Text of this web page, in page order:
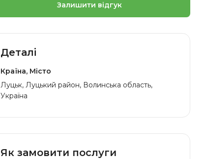
Залишити відгук
Деталі
Країна, Місто
Луцьк, Луцький район, Волинська область,
Україна
Як замовити послуги